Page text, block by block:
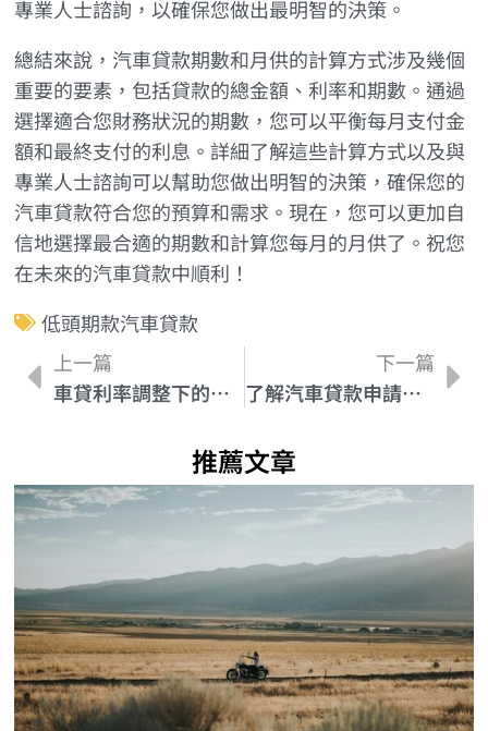
專業人士諮詢，以確保您做出最明智的決策。
總結來說，汽車貸款期數和月供的計算方式涉及幾個
重要的要素，包括貸款的總金額、利率和期數。通過
選擇適合您財務狀況的期數，您可以平衡每月支付金
額和最終支付的利息。詳細了解這些計算方式以及與
專業人士諮詢可以幫助您做出明智的決策，確保您的
汽車貸款符合您的預算和需求。現在，您可以更加自
信地選擇最合適的期數和計算您每月的月供了。祝您
在未來的汽車貸款中順利！
低頭期款汽車貸款
上一篇
車貸利率調整下的利息計算法
下一篇
了解汽車貸款申請前的資格要求，避免無謂失敗
推薦文章